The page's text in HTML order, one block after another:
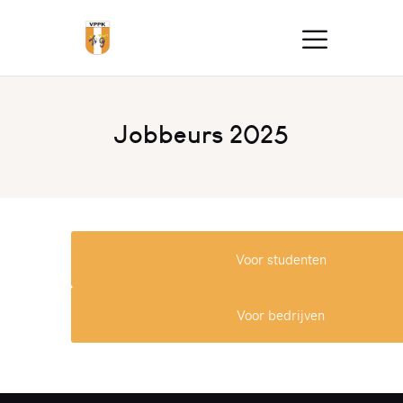
Jobbeurs 2025
Voor studenten
Voor bedrijven